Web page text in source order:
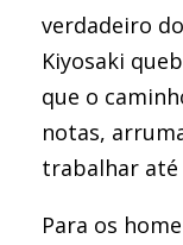
verdadeiro
Kiyosaki
que o
notas,
trabalhar até
Para os